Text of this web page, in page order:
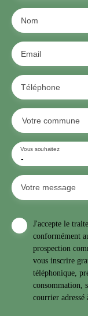
Nom
Email
Téléphone
Votre commune
-
Vous souhaitez
Votre message
J'accepte le
conformément
prospection
vous inscrire
téléphonique,
consommation,
courrier adressé